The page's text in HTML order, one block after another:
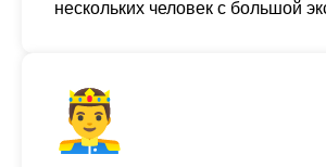
нескольких человек с большой